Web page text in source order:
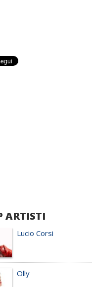
ARTISTI
Lucio Corsi
Olly